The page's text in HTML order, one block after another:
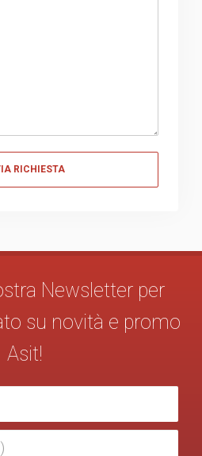
Newsletter per
su novità e promo
Asit!